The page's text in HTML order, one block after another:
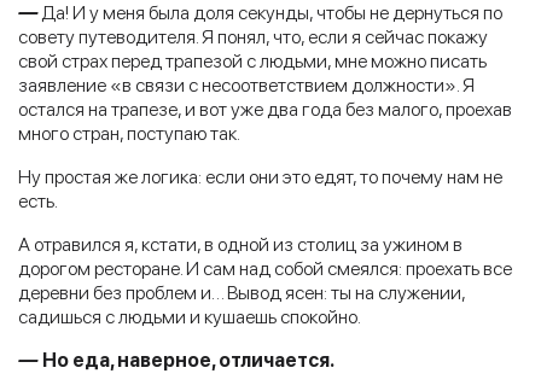
—Да! И у меня была доля секунды, чтобы не дернуться по
совету путеводителя. Я понял, что, если я сейчас покажу
свой страх перед трапезой с людьми, мне можно писать
заявление «в связи с несоответствием должности». Я
остался на трапезе, и вот уже два года без малого, проехав
много стран, поступаю так.
Ну простая же логика: если они это едят, то почему нам не
есть.
А отравился я, кстати, в одной из столиц за ужином в
дорогом ресторане. И сам над собой смеялся: проехать все
деревни без проблем и… Вывод ясен: ты на служении,
садишься с людьми и кушаешь спокойно.
— Но еда, наверное, отличается.